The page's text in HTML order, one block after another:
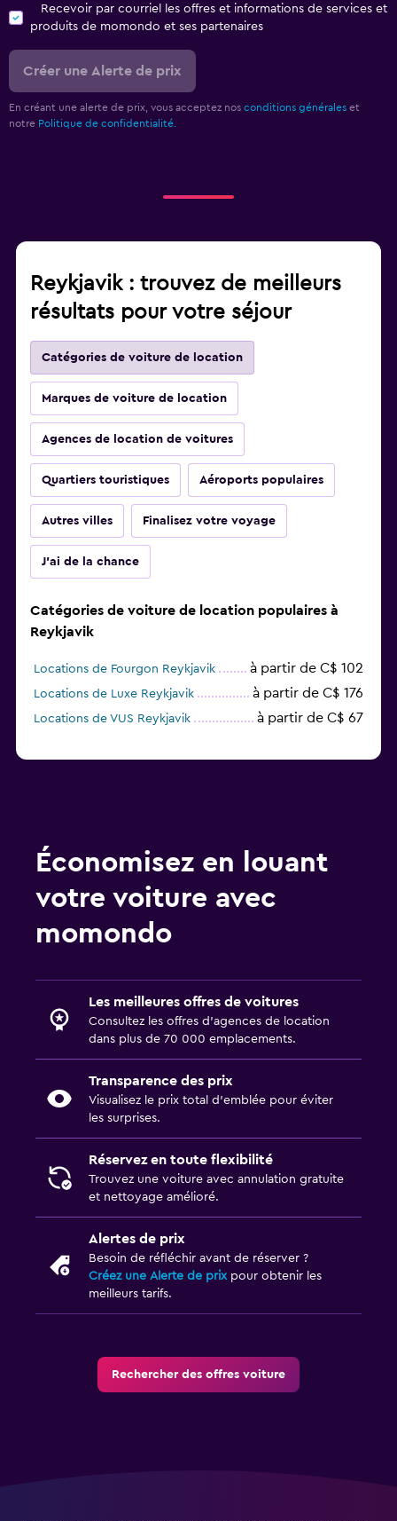
Recevoir par courriel les offres et informations de services et
produits de momondo et ses partenaires
Créer une Alerte de prix
En créant une alerte de prix, vous acceptez nos conditions générales et
notre Politique de confidentialité.
Reykjavik : trouvez de meilleurs
résultats pour votre séjour
Catégories de voiture de location
Marques de voiture de location
Agences de location de voitures
Quartiers touristiques Aéroports populaires
Autres villes Finalisez votre voyage
J'ai de la chance
Catégories de voiture de location populaires à
Reykjavik
Locations de Fourgon Reykjavik à partir de C$ 102
Locations de Luxe Reykjavik à partir de C$ 176
Locations de VUS Reykjavik à partir de C$ 67
Économisez en louant
votre voiture avec
momondo
Les meilleures offres de voitures
Consultez les offres d’agences de location
dans plus de 70 000 emplacements.
Transparence des prix
Visualisez le prix total d’emblée pour éviter
les surprises.
Réservez en toute flexibilité
Trouvez une voiture avec annulation gratuite
et nettoyage amélioré.
Alertes de prix
Besoin de réfléchir avant de réserver ?
Créez une Alerte de prixpour obtenir les
meilleurs tarifs.
Rechercher des offres voiture